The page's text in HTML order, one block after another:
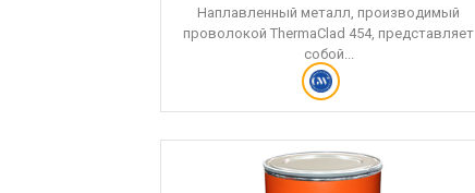
Наплавленный металл, производимый
проволокой ThermaClad 454, представляет
собой...